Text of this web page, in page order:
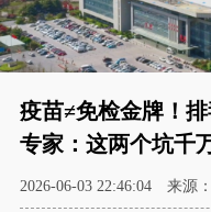
疫苗≠免检金牌！
专家：这两个坑千
2026-06-03 22:46:04 来源：